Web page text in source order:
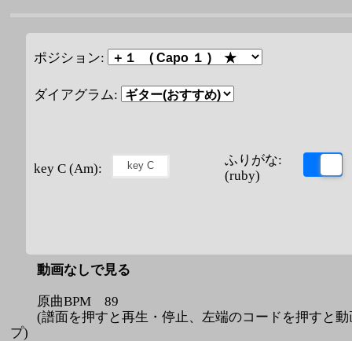
ポジション:
ダイアグラム:
key C (Am):
ふりがな:
(ruby)
動画なしで見る
原曲BPM 89
(譜面を押すと再生・停止、左端のコードを押すと動
プ)